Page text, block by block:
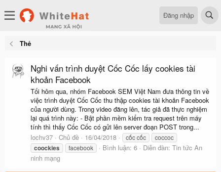
Đăng nhập
Thẻ
Nghi vấn trình duyệt Cốc Cốc lấy cookies tài
khoản Facebook
Tối hôm qua, nhóm Facebook SEM Việt Nam đưa thông tin về
việc trình duyệt Cốc Cốc thu thập cookies tài khoản Facebook
của người dùng. Trong video đăng lên, tác giả đã thực nghiệm
lại quá trình này: - Bật phần mềm kiểm tra request trên máy
tính thì thấy Cốc Cốc có gửi lên server đoạn POST trong...
lochv37
Chủ đề 16/04/2018 cốc cốc coccoc
coockies facebook Bình luận: 6 Diễn đàn: Tin tức An
ninh mạng